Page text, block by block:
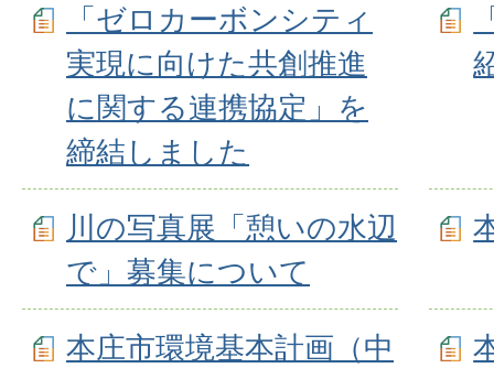
「ゼロカーボンシティ
実現に向けた共創推進
に関する連携協定」を
締結しました
川の写真展「憩いの水辺
で」募集について
本庄市環境基本計画（中